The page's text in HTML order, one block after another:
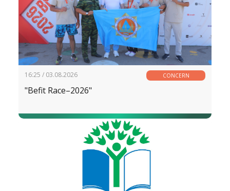
16:25 / 03.08.2026 CONCERN
"Befit Race–2026"